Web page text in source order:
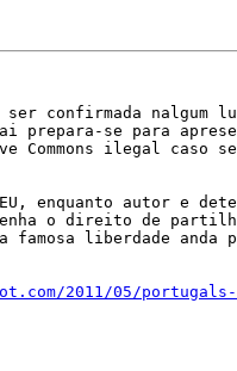
confirmada nalgum
se para
Commons ilegal caso
enquanto autor e
o direito de
liberdade anda
2011/05/